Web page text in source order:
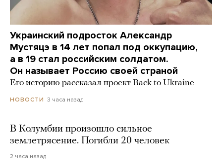
Украинский подросток Александр
Мустяцэ в 14 лет попал под оккупацию,
а в 19 стал российским солдатом.
Он называет Россию своей страной
Его историю рассказал проект Back to Ukraine
НОВОСТИ 3 часа назад
В Колумбии произошло сильное
землетрясение. Погибли 20 человек
2 часа назад